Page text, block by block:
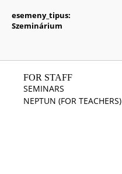
esemeny_tipus:
Szeminárium
FOR STAFF
SEMINARS
NEPTUN (FOR TEACHERS)